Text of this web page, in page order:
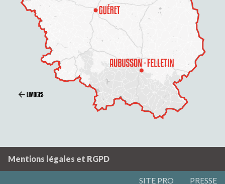
Mentions légales et RGPD
SITE PRO PRESSE